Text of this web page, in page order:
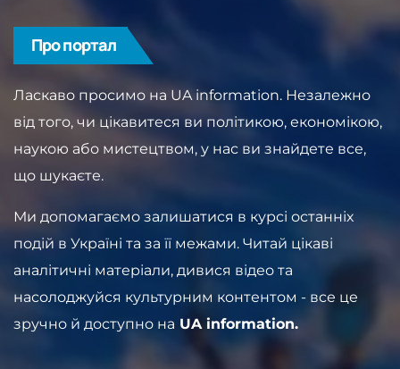
Про портал
Ласкаво просимо на UA information. Незалежно
від того, чи цікавитеся ви політикою, економікою,
наукою або мистецтвом, у нас ви знайдете все,
що шукаєте.
Ми допомагаємо залишатися в курсі останніх
подій в Україні та за її межами. Читай цікаві
аналітичні матеріали, дивися відео та
насолоджуйся культурним контентом - все це
зручно й доступно на UA information.